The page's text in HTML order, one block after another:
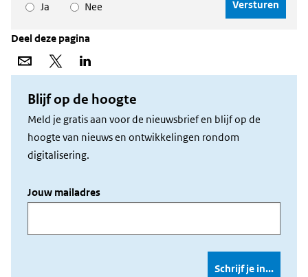
Ja
Nee
Deel deze pagina
Deel
e-
Deel
X
LinkedIn
Blijf op de hoogte
Meld je gratis aan voor de nieuwsbrief en blijf op de
hoogte van nieuws en ontwikkelingen rondom
digitalisering.
Jouw mailadres